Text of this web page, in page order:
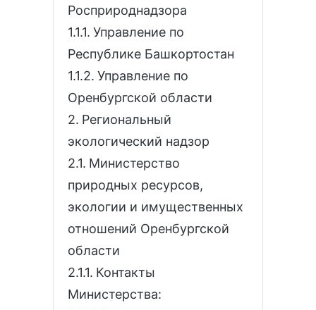
Росприроднадзора
Управление по
Республике Башкортостан
Управление по
Оренбургской области
Региональный
экологический надзор
Министерство
природных ресурсов,
экологии и имущественных
отношений Оренбургской
области
Контакты
Министерства: